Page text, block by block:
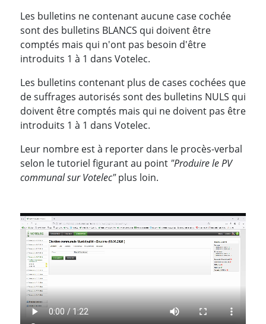
Les bulletins ne contenant aucune case cochée
sont des bulletins BLANCS qui doivent être
comptés mais qui n'ont pas besoin d'être
introduits 1 à 1 dans Votelec.
Les bulletins contenant plus de cases cochées que
de suffrages autorisés sont des bulletins NULS qui
doivent être comptés mais qui ne doivent pas être
introduits 1 à 1 dans Votelec.
Leur nombre est à reporter dans le procès-verbal
selon le tutoriel figurant au point "Produire le PV
communal sur Votelec"plus loin.